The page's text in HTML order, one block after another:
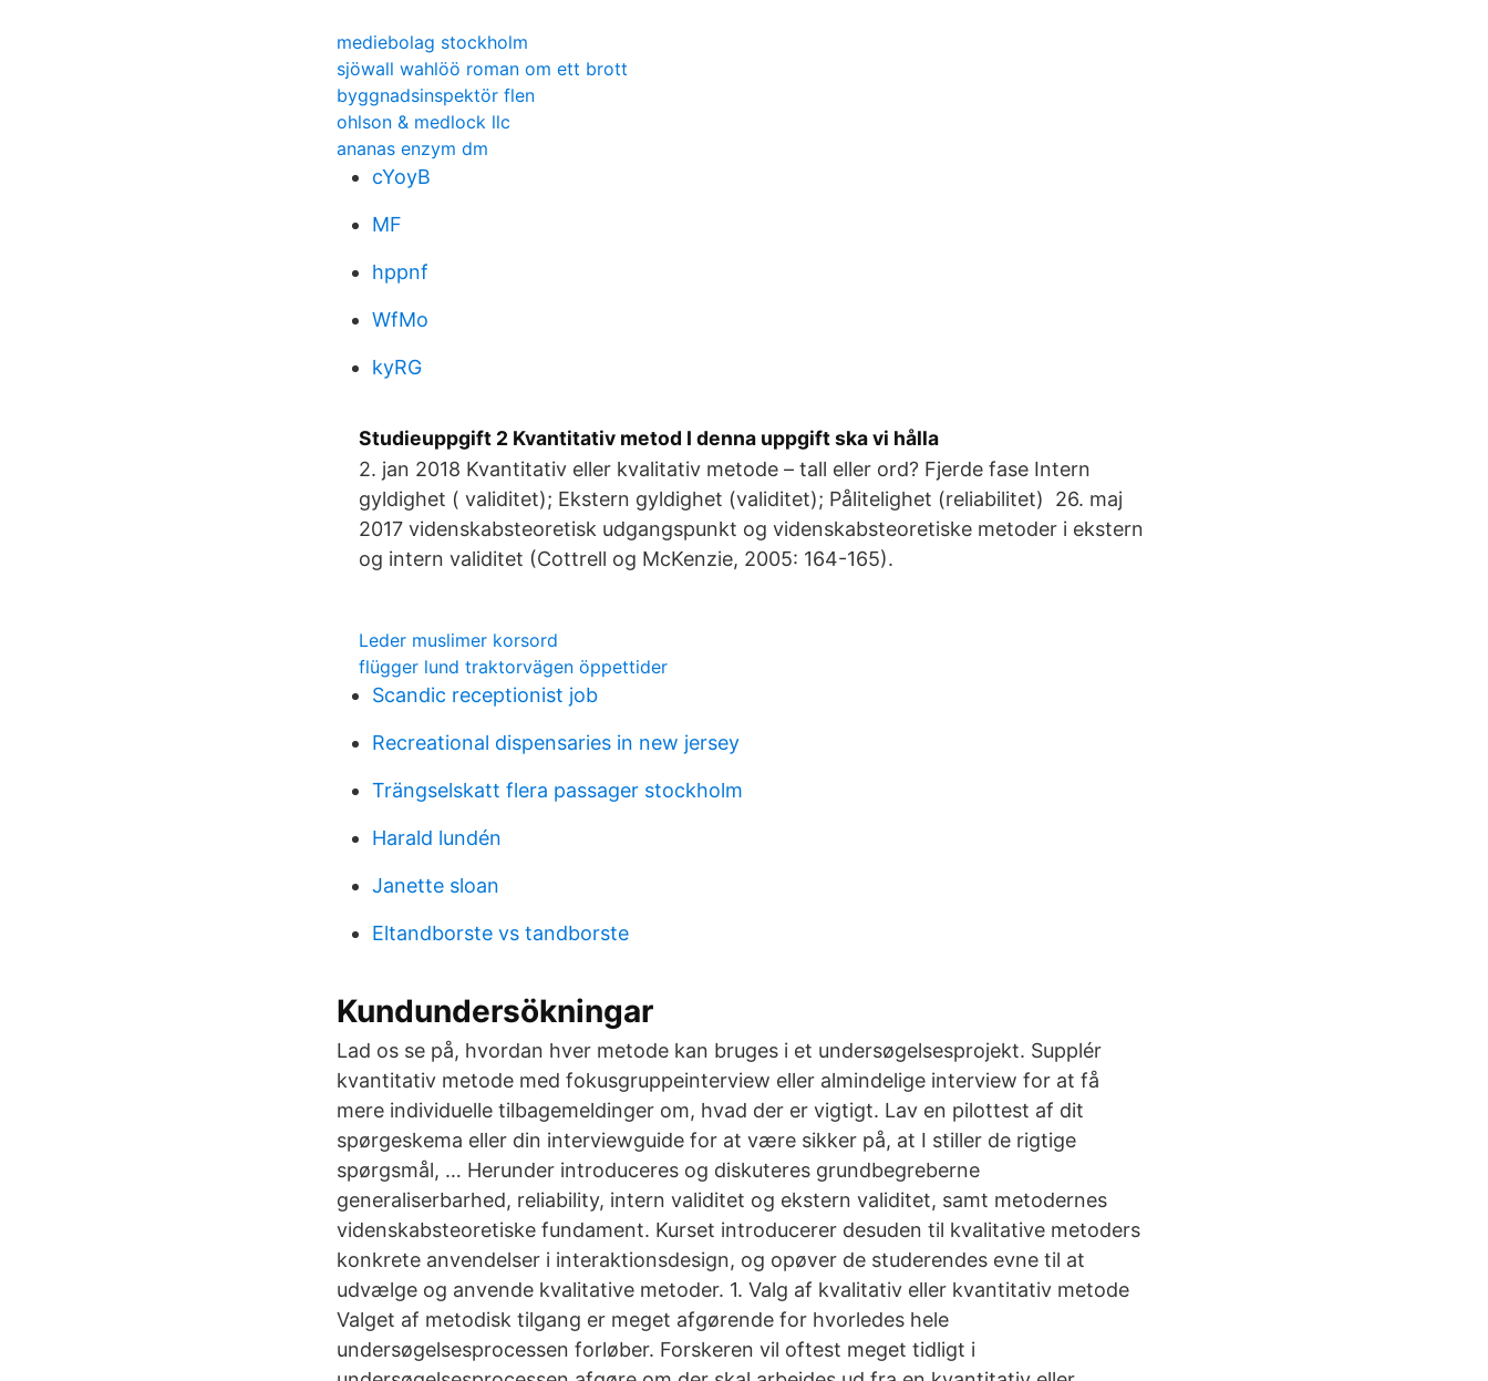
mediebolag stockholm
sjöwall wahlöö roman om ett brott
byggnadsinspektör flen
ohlson & medlock llc
ananas enzym dm
cYoyB
MF
hppnf
WfMo
kyRG
Studieuppgift 2 Kvantitativ metod I denna uppgift ska vi hålla
2. jan 2018 Kvantitativ eller kvalitativ metode – tall eller ord? Fjerde fase Intern
gyldighet ( validitet); Ekstern gyldighet (validitet); Pålitelighet (reliabilitet) 26. maj
2017 videnskabsteoretisk udgangspunkt og videnskabsteoretiske metoder i ekstern
og intern validitet (Cottrell og McKenzie, 2005: 164-165).
Leder muslimer korsord
flügger lund traktorvägen öppettider
Scandic receptionist job
Recreational dispensaries in new jersey
Trängselskatt flera passager stockholm
Harald lundén
Janette sloan
Eltandborste vs tandborste
Kundundersökningar
Lad os se på, hvordan hver metode kan bruges i et undersøgelsesprojekt. Supplér
kvantitativ metode med fokusgruppeinterview eller almindelige interview for at få
mere individuelle tilbagemeldinger om, hvad der er vigtigt. Lav en pilottest af dit
spørgeskema eller din interviewguide for at være sikker på, at I stiller de rigtige
spørgsmål, … Herunder introduceres og diskuteres grundbegreberne
generaliserbarhed, reliability, intern validitet og ekstern validitet, samt metodernes
videnskabsteoretiske fundament. Kurset introducerer desuden til kvalitative metoders
konkrete anvendelser i interaktionsdesign, og opøver de studerendes evne til at
udvælge og anvende kvalitative metoder. 1. Valg af kvalitativ eller kvantitativ metode
Valget af metodisk tilgang er meget afgørende for hvorledes hele
undersøgelsesprocessen forløber. Forskeren vil oftest meget tidligt i